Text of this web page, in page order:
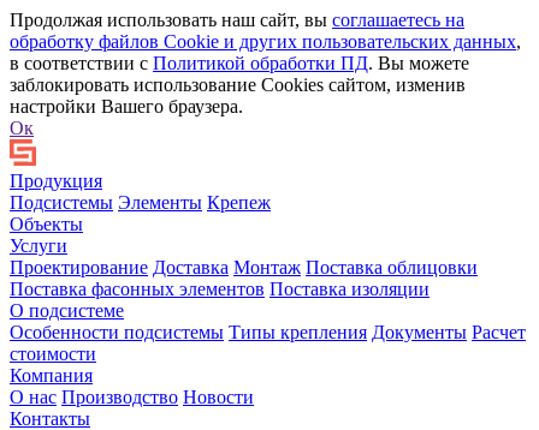
Продолжая использовать наш сайт, вы соглашаетесь на
обработку файлов Сookie и других пользовательских данных,
в соответствии с Политикой обработки ПД. Вы можете
заблокировать использование Cookies сайтом, изменив
настройки Вашего браузера.
Ок
Продукция
Подсистемы Элементы Крепеж
Объекты
Услуги
Проектирование Доставка Монтаж Поставка облицовки
Поставка фасонных элементов Поставка изоляции
О подсистеме
Особенности подсистемы Типы крепления Документы Расчет
стоимости
Компания
О нас Производство Новости
Контакты